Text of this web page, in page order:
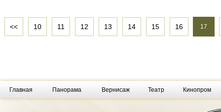
<< 10 11 12 13 14 15 16 17
Главная Панорама Вернисаж Театр Кинопром